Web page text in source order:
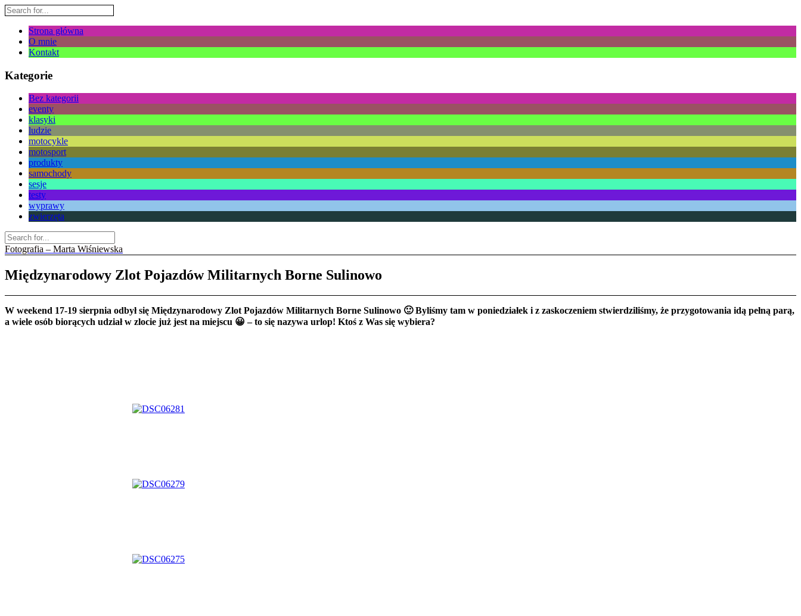
Strona główna
O mnie
Kontakt
Kategorie
Bez kategorii
eventy
klasyki
ludzie
motocykle
motosport
produkty
samochody
sesje
testy
wyprawy
zwierzęta
Fotografia – Marta Wiśniewska
Międzynarodowy Zlot Pojazdów Militarnych Borne Sulinowo
W weekend 17-19 sierpnia odbył się Międzynarodowy Zlot Pojazdów Militarnych Borne Sulinowo 🙂 Byliśmy tam w poniedziałek i z zaskoczeniem stwierdziliśmy, że przygotowania idą pełną parą,
a wiele osób biorących udział w zlocie już jest na miejscu 😀 – to się nazywa urlop! Ktoś z Was się wybiera?